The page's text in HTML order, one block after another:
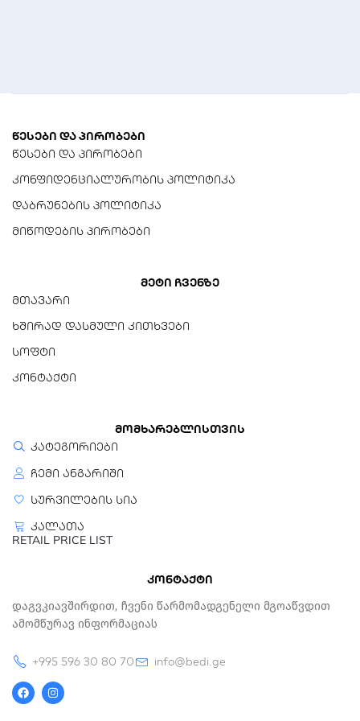
71მმ x 25მმ x 20მმ
სენსორის კაბელის სიგრძე
1 მეტრი
მასალა
ABS
ჰაბი საჭიროა
სერთიფიკატები
წესები და პირობები
წესები და პირობები
კონფიდენციალურობის პოლიტიკა
დაბრუნების პოლიტიკა
მიწოდების პირობები
მეტი ჩვენზე
მთავარი
ხშირად დასმული კითხვები
სოფტი
კონტაქტი
მომხარებლისთვის
კატეგორიები
ჩემი ანგარიში
სურვილების სია
კალათა
RETAIL PRICE LIST
კონტაქტი
Დაგვკიავშირდით, Ჩვენი Წარმომადგენელი Მგოაწვდით
Ამომწურავ Ინფორმაციას
+995 596 30 80 70
info@bedi.ge
a
c
e
n
s
t